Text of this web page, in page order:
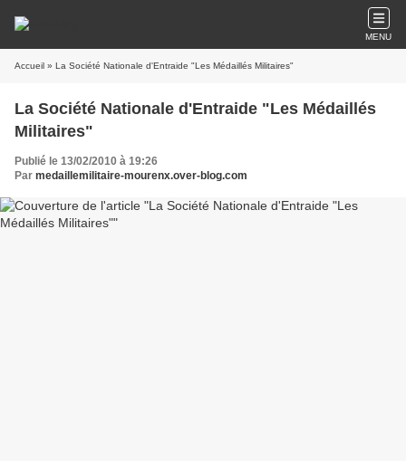
MENU
Accueil » La Société Nationale d'Entraide "Les Médaillés Militaires"
La Société Nationale d'Entraide "Les Médaillés
Militaires"
Publié le 13/02/2010 à 19:26
Par medaillemilitaire-mourenx.over-blog.com